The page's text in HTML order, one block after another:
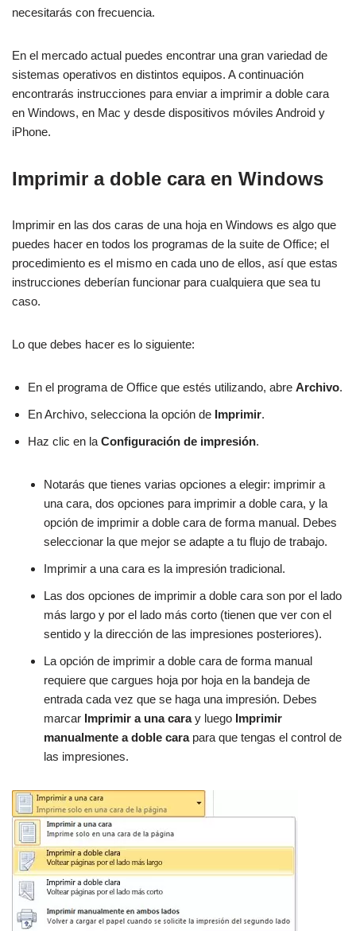
necesitarás con frecuencia.
En el mercado actual puedes encontrar una gran variedad de
sistemas operativos en distintos equipos. A continuación
encontrarás instrucciones para enviar a imprimir a doble cara
en Windows, en Mac y desde dispositivos móviles Android y
iPhone.
Imprimir a doble cara en Windows
Imprimir en las dos caras de una hoja en Windows es algo que
puedes hacer en todos los programas de la suite de Office; el
procedimiento es el mismo en cada uno de ellos, así que estas
instrucciones deberían funcionar para cualquiera que sea tu
caso.
Lo que debes hacer es lo siguiente:
En el programa de Office que estés utilizando, abre Archivo.
En Archivo, selecciona la opción de Imprimir.
Haz clic en la Configuración de impresión.
Notarás que tienes varias opciones a elegir: imprimir a
una cara, dos opciones para imprimir a doble cara, y la
opción de imprimir a doble cara de forma manual. Debes
seleccionar la que mejor se adapte a tu flujo de trabajo.
Imprimir a una cara es la impresión tradicional.
Las dos opciones de imprimir a doble cara son por el lado
más largo y por el lado más corto (tienen que ver con el
sentido y la dirección de las impresiones posteriores).
La opción de imprimir a doble cara de forma manual
requiere que cargues hoja por hoja en la bandeja de
entrada cada vez que se haga una impresión. Debes
marcar Imprimir a una caray luego Imprimir
manualmente a doble carapara que tengas el control de
las impresiones.